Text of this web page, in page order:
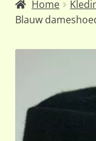
Home
Blauw